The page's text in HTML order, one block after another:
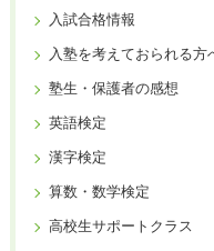
入試合格情報
入塾を考えておられる方
塾生・保護者の感想
英語検定
漢字検定
算数・数学検定
高校生サポートクラス